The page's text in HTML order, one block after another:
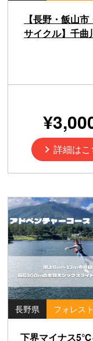
【長野・飯山
サイクル】千曲
詳細はこ
長野県
下界マイナス